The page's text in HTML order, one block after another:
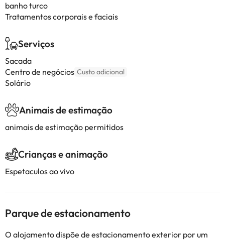
banho turco
Tratamentos corporais e faciais
Serviços
Sacada
Centro de negócios Custo adicional
Solário
Animais de estimação
animais de estimação permitidos
Crianças e animação
Espetaculos ao vivo
Parque de estacionamento
O alojamento dispõe de estacionamento exterior por um